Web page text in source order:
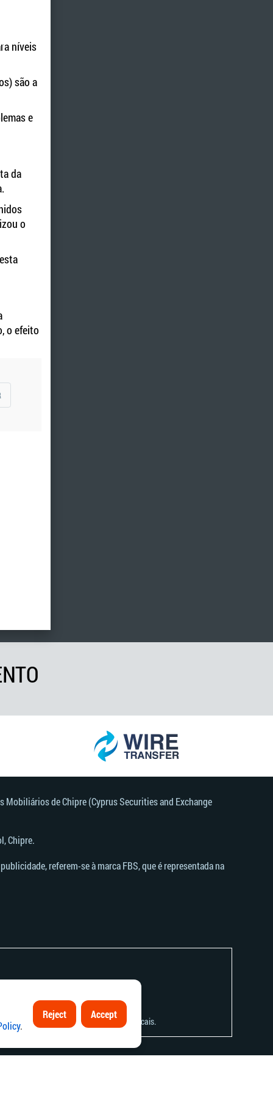
.
Reject Accept
níveis
são a
e
da
o
o efeito
Mobiliários de Chipre (Cyprus Securities and Exchange
Chipre.
referem-se à marca FBS, que é representada na
lei local ou aos regulamentos locais.